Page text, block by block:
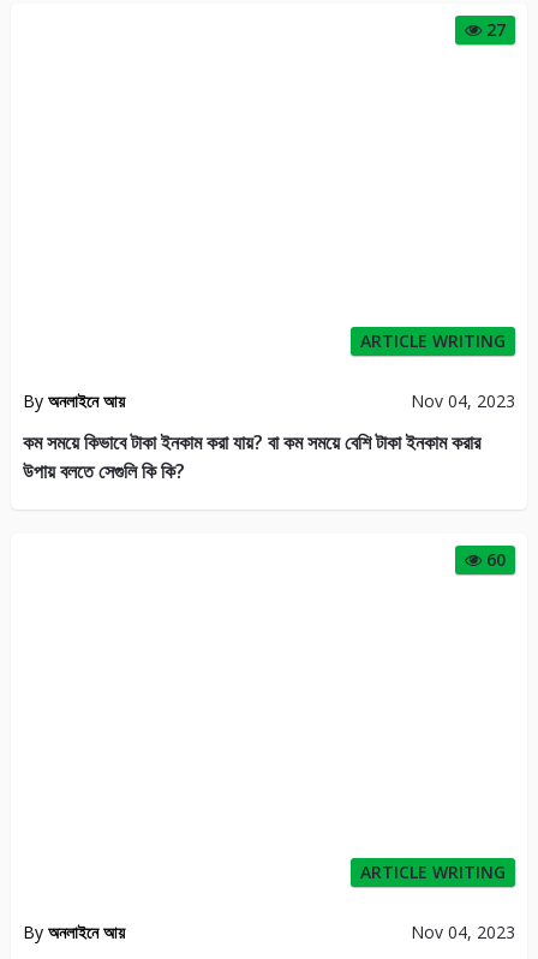
27
ARTICLE WRITING
By অনলাইনে আয় Nov 04, 2023
কম সময়ে কিভাবে টাকা ইনকাম করা যায়? বা কম সময়ে বেশি টাকা ইনকাম করার
উপায় বলতে সেগুলি কি কি?
60
ARTICLE WRITING
By অনলাইনে আয় Nov 04, 2023